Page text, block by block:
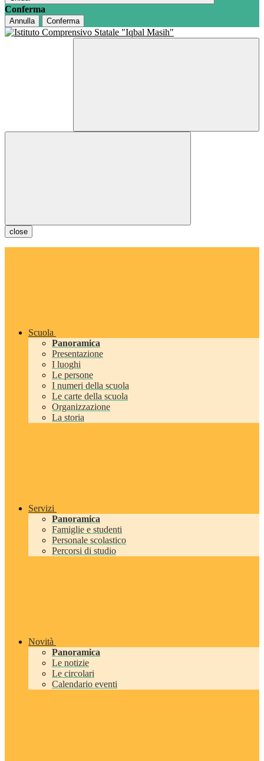
Conferma
Annulla Conferma
close
Scuola
Panoramica
Presentazione
I luoghi
Le persone
I numeri della scuola
Le carte della scuola
Organizzazione
La storia
Servizi
Panoramica
Famiglie e studenti
Personale scolastico
Percorsi di studio
Novità
Panoramica
Le notizie
Le circolari
Calendario eventi